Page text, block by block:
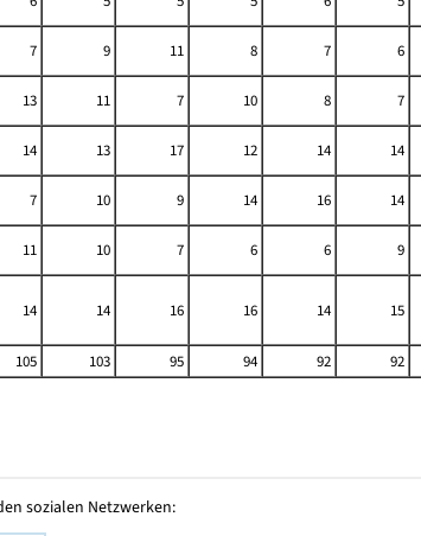
7 9 11 8 7 6
13 11 7 10 8 7
14 13 17 12 14 14
7 10 9 14 16 14
11 10 7 6 6 9
14 14 16 16 14 15
105 103 95 94 92 92
sozialen Netzwerken: